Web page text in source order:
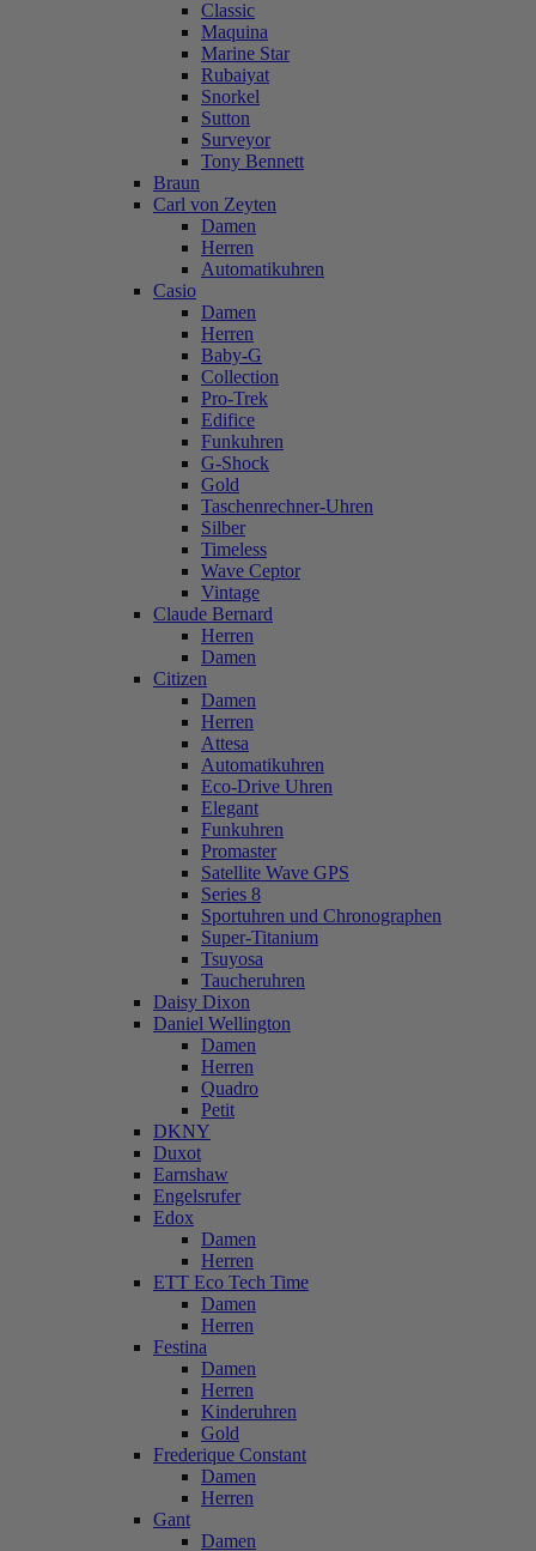
Classic
Maquina
Marine Star
Rubaiyat
Snorkel
Sutton
Surveyor
Tony Bennett
Braun
Carl von Zeyten
Damen
Herren
Automatikuhren
Casio
Damen
Herren
Baby-G
Collection
Pro-Trek
Edifice
Funkuhren
G-Shock
Gold
Taschenrechner-Uhren
Silber
Timeless
Wave Ceptor
Vintage
Claude Bernard
Herren
Damen
Citizen
Damen
Herren
Attesa
Automatikuhren
Eco-Drive Uhren
Elegant
Funkuhren
Promaster
Satellite Wave GPS
Series 8
Sportuhren und Chronographen
Super-Titanium
Tsuyosa
Taucheruhren
Daisy Dixon
Daniel Wellington
Damen
Herren
Quadro
Petit
DKNY
Duxot
Earnshaw
Engelsrufer
Edox
Damen
Herren
ETT Eco Tech Time
Damen
Herren
Festina
Damen
Herren
Kinderuhren
Gold
Frederique Constant
Damen
Herren
Gant
Damen